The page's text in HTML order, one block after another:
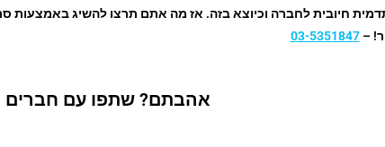
חיובית לחברה וכיוצא בזה. אז מה אתם תרצו להשיג באמצעות
03-5351847
אהבתם? שתפו עם חברים